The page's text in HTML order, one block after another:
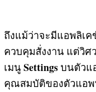
ถึงแม้ว่าจะมีแอพลิเ
ควบคุมสั่งงาน แต่วิศ
เมนูSettingsบนตัวแ
คุณสมบัติของตัวแอพ